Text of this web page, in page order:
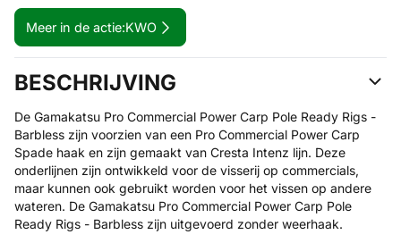
Meer in de actie:KWO
BESCHRIJVING
De Gamakatsu Pro Commercial Power Carp Pole Ready Rigs -
Barbless zijn voorzien van een Pro Commercial Power Carp
Spade haak en zijn gemaakt van Cresta Intenz lijn. Deze
onderlijnen zijn ontwikkeld voor de visserij op commercials,
maar kunnen ook gebruikt worden voor het vissen op andere
wateren. De Gamakatsu Pro Commercial Power Carp Pole
Ready Rigs - Barbless zijn uitgevoerd zonder weerhaak.